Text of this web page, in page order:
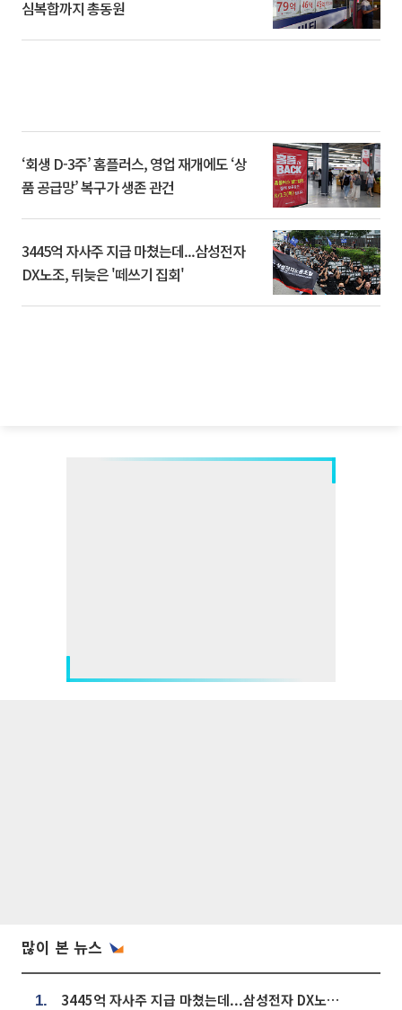
심복합까지 총동원
‘회생 D-3주’ 홈플러스, 영업 재개에도 ‘상
품 공급망’ 복구가 생존 관건
3445억 자사주 지급 마쳤는데...삼성전자
DX노조, 뒤늦은 '떼쓰기 집회'
많이 본 뉴스
1. 3445억 자사주 지급 마쳤는데...삼성전자 DX노조, 뒤늦은 '떼쓰기 집회'